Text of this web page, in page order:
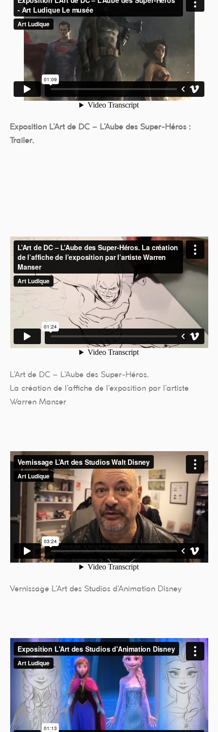
Exposition L’Art de DC – L’Aube des Super-Héros :
Trailer.
L’Art de DC – L’Aube des Super-Héros.
La création de l’affiche de l’exposition par l’artiste
Warren Manser
Vernissage L’Art des Studios d’Animation Disney